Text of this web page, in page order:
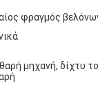
φραγμός
μηχανή, δίχτυ